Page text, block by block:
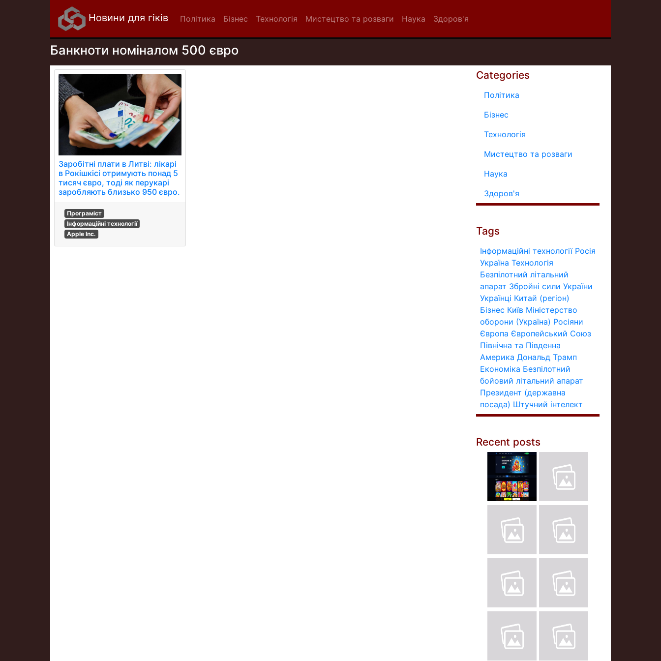
Новини для гіків Політика Бізнес Технологія Мистецтво та розваги Наука Здоров'я
Банкноти номіналом 500 євро
Заробітні плати в Литві: лікарі
в Рокішкісі отримують понад 5
тисяч євро, тоді як перукарі
заробляють близько 950 євро.
Програміст
Інформаційні технології
Apple Inc.
Categories
Політика
Бізнес
Технологія
Мистецтво та розваги
Наука
Здоров'я
Tags
Інформаційні технології Росія
Україна Технологія
Безпілотний літальний
апарат Збройні сили України
Українці Китай (регіон)
Бізнес Київ Міністерство
оборони (Україна) Росіяни
Європа Європейський Союз
Північна та Південна
Америка Дональд Трамп
Економіка Безпілотний
бойовий літальний апарат
Президент (державна
посада) Штучний інтелект
Recent posts